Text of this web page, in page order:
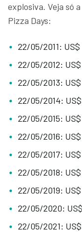
explosiva. Veja só
Pizza Days:
22/05/2011: US$
22/05/2012: US$
22/05/2013: US$
22/05/2014:
22/05/2015:
22/05/2016:
22/05/2017:
22/05/2018:
22/05/2019:
22/05/2020:
22/05/2021: